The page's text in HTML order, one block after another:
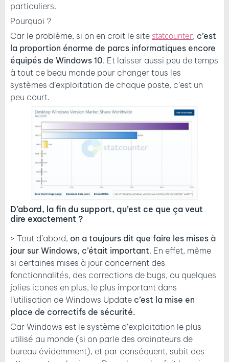
particuliers.
Pourquoi ?
Car le problème, si on en croit le site statcounter, c’est
la proportion énorme de parcs informatiques encore
équipés de Windows 10. Et laisser aussi peu de temps
à tout ce beau monde pour changer tous les
systèmes d’exploitation de chaque poste, c’est un
peu court.
D’abord, la fin du support, qu’est ce que ça veut
dire exactement ?
> Tout d’abord, on a toujours dit que faire les mises à
jour sur Windows, c’était important. En effet, même
si certaines mises à jour concernent des
fonctionnalités, des corrections de bugs, ou quelques
jolies icones en plus, le plus important dans
l’utilisation de Windows Update c’est la mise en
place de correctifs de sécurité.
Car Windows est le système d’exploitation le plus
utilisé au monde (si on parle des ordinateurs de
bureau évidemment), et par conséquent, subit des